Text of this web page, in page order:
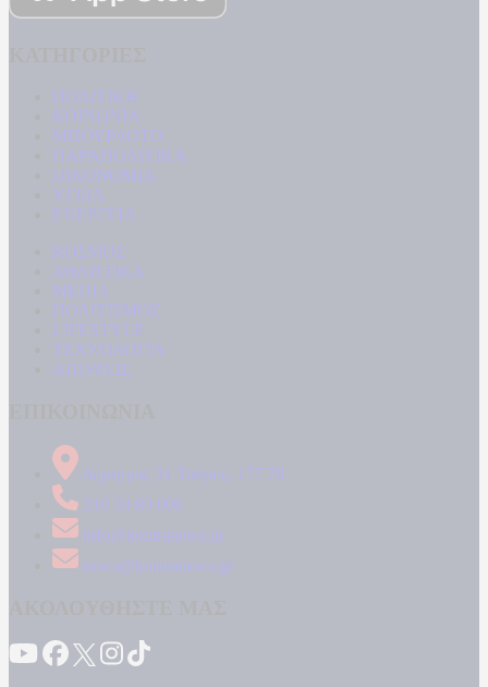
ΠΟΛΙΤΙΚΗ
ΚΟΙΝΩΝΙΑ
ΜΠΟΥΡΛΟΤΟ
ΠΑΡΑΠΟΛΙΤΙΚΑ
ΟΙΚΟΝΟΜΙΑ
ΥΓΕΙΑ
ΕΝΕΡΓΕΙΑ
ΚΟΣΜΟΣ
ΑΘΛΗΤΙΚΑ
MEDIA
ΠΟΛΙΤΙΣΜΟΣ
LIFESTYLE
ΤΕΧΝΟΛΟΓΙΑ
ΑΠΟΨΕΙΣ
Δήμητρος 31 Ταύρος, 177 78
210 34 89 000
info@kontranews.gr
news@kontranews.gr